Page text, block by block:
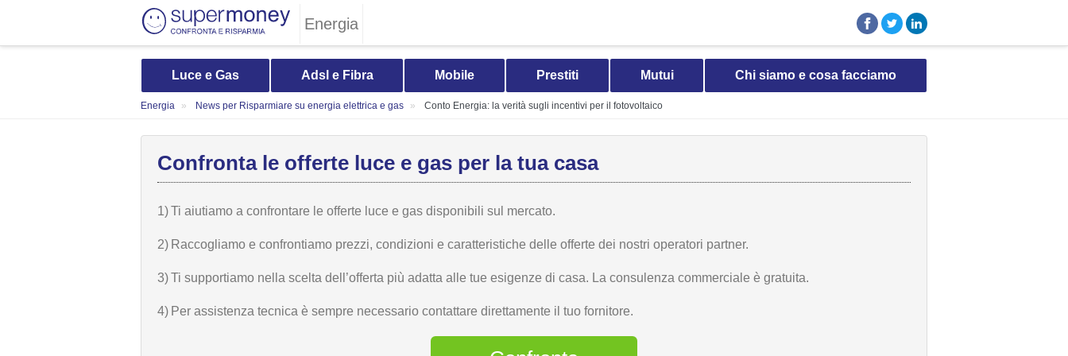
Energia
Luce e Gas Adsl e Fibra Mobile Prestiti Mutui Chi siamo e cosa facciamo
Energia News per Risparmiare su energia elettrica e gas Conto Energia: la verità sugli incentivi per il fotovoltaico
Confronta le offerte luce e gas per la tua casa
1)Ti aiutiamo a confrontare le offerte luce e gas disponibili sul mercato.
2) Raccogliamo e confrontiamo prezzi, condizioni e caratteristiche delle offerte dei nostri operatori partner.
3)Ti supportiamo nella scelta dell’offerta più adatta alle tue esigenze di casa. La consulenza commerciale è gratuita.
4) Per assistenza tecnica è sempre necessario contattare direttamente il tuo fornitore.